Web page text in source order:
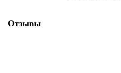
Отзывы